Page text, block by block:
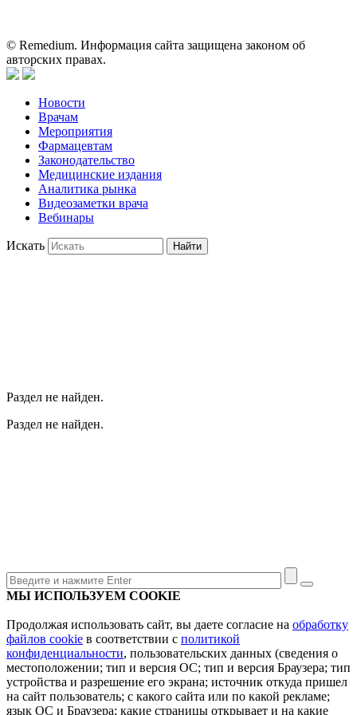
© Remedium. Информация сайта защищена законом об
авторских правах.
Новости
Врачам
Мероприятия
Фармацевтам
Законодательство
Медицинские издания
Аналитика рынка
Видеозаметки врача
Вебинары
Искать Найти
Раздел не найден.
Раздел не найден.
МЫ ИСПОЛЬЗУЕМ COOKIE
Продолжая использовать сайт, вы даете согласие на обработку
файлов cookie в соответствии с политикой
конфиденциальности, пользовательских данных (сведения о
местоположении; тип и версия ОС; тип и версия Браузера; тип
устройства и разрешение его экрана; источник откуда пришел
на сайт пользователь; с какого сайта или по какой рекламе;
язык ОС и Браузера; какие страницы открывает и на какие